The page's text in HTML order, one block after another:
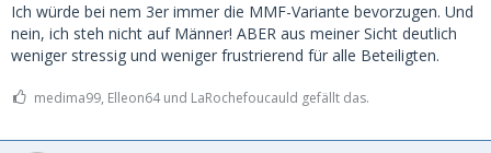
Ich würde bei nem 3er immer die MMF-Variante bevorzugen. Und
nein, ich steh nicht auf Männer! ABER aus meiner Sicht deutlich
weniger stressig und weniger frustrierend für alle Beteiligten.
medima99, Elleon64 und LaRochefoucauld gefällt das.